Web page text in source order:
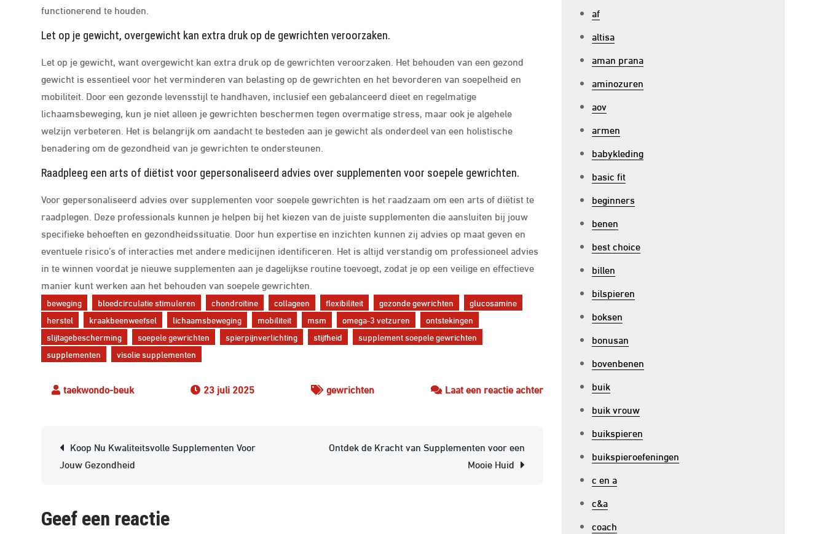
functionerend te houden.
Let op je gewicht, overgewicht kan extra druk op de gewrichten veroorzaken.
Let op je gewicht, want overgewicht kan extra druk op de gewrichten veroorzaken. Het behouden van een gezond
gewicht is essentieel voor het verminderen van belasting op de gewrichten en het bevorderen van soepelheid en
mobiliteit. Door een gezonde levensstijl te handhaven, inclusief een gebalanceerd dieet en regelmatige
lichaamsbeweging, kun je niet alleen je gewrichten beschermen tegen overmatige stress, maar ook je algehele
welzijn verbeteren. Het is belangrijk om aandacht te besteden aan je gewicht als onderdeel van een holistische
benadering om de gezondheid van je gewrichten te ondersteunen.
Raadpleeg een arts of diëtist voor gepersonaliseerd advies over supplementen voor soepele gewrichten.
Voor gepersonaliseerd advies over supplementen voor soepele gewrichten is het raadzaam om een arts of diëtist te
raadplegen. Deze professionals kunnen je helpen bij het kiezen van de juiste supplementen die aansluiten bij jouw
specifieke behoeften en gezondheidssituatie. Door hun expertise en inzichten kunnen zij advies op maat geven en
eventuele risico’s of interacties met andere medicijnen identificeren. Het is altijd verstandig om professioneel advies
in te winnen voordat je nieuwe supplementen aan je dagelijkse routine toevoegt, zodat je op een veilige en effectieve
manier kunt werken aan het behouden van soepele gewrichten.
beweging bloedcirculatie stimuleren chondroïtine collageen flexibiliteit gezonde gewrichten
glucosamine
herstel
kraakbeenweefsel lichaamsbeweging mobiliteit msm omega-3 vetzuren
ontstekingen
slijtagebescherming
soepele gewrichten spierpijnverlichting stijfheid
supplement soepele gewrichten
supplementen
visolie supplementen
23 juli 2025 gewrichten Laat een reactie achterop
Supplement
Gewrichten
Berichtnavigatie
Koop Nu Kwaliteitsvolle Supplementen Voor
Jouw Gezondheid
Ontdek de Kracht van Supplementen voor een
Mooie Huid
Geef een reactie
af
altisa
aman prana
aminozuren
aov
armen
babykleding
basic fit
beginners
benen
best choice
billen
bilspieren
boksen
bonusan
bovenbenen
buik
buik vrouw
buikspieren
buikspieroefeningen
c en a
c&a
coach